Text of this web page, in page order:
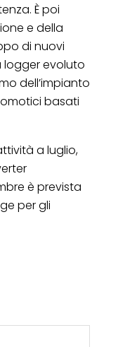
È poi
e della
di nuovi
evoluto
dell’impianto
basati
a luglio,
è prevista
per gli